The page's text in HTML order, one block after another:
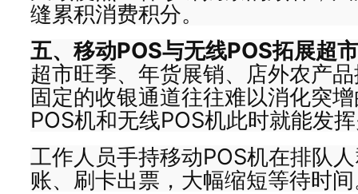
缝累积消费积分。
五、移动POS与无线POS拓展超
超市旺季、年货展销、店外农产
固定的收银通道往往难以消化突
POS机和无线POS机此时就能发
工作人员手持移动POS机在排队
账、刷卡出票，大幅缩短等待时